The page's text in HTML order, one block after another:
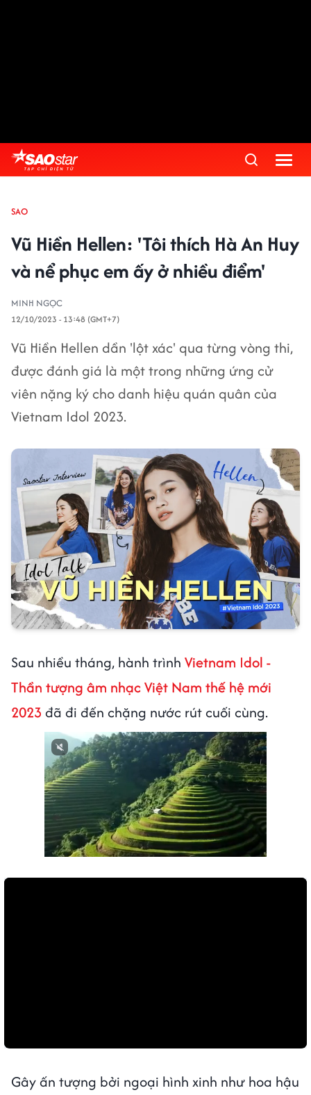
SAO
Vũ Hiền Hellen: 'Tôi thích Hà An Huy
và nể phục em ấy ở nhiều điểm'
MINH NGỌC
12/10/2023 - 13:48 (GMT+7)
Vũ Hiền Hellen dần 'lột xác' qua từng vòng thi,
được đánh giá là một trong những ứng cử
viên nặng ký cho danh hiệu quán quân của
Vietnam Idol 2023.
Sau nhiều tháng, hành trình Vietnam Idol -
Thần tượng âm nhạc Việt Nam thế hệ mới
2023 đã đi đến chặng nước rút cuối cùng.
Gây ấn tượng bởi ngoại hình xinh như hoa hậu